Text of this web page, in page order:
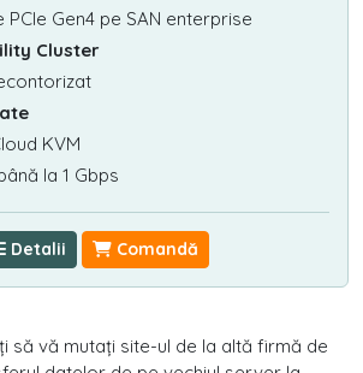
PCIe Gen4 pe SAN enterprise
Cluster
KVM
la 1 Gbps
Detalii Comandă
să vă mutați site-ul de la altă firmă de